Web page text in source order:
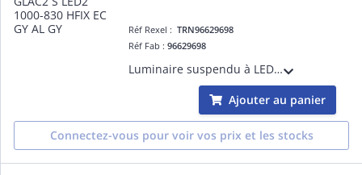
Réf Rexel :TRN96629698
Réf Fab :96629698
Luminaire suspendu à LED - GLAC2 S LED2 1000-830 HFIX EC GY AL GY - Câble pour raccordement de luminaires ¿ 2.5 m ¿ 8.5W ¿ 4000K ¿ IP20 ¿ version DALI
Ajouter au panier
Connectez-vous pour voir vos prix et les stocks